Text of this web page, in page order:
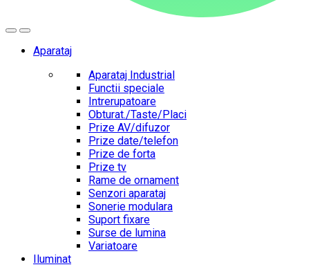
Aparataj
Aparataj Industrial
Functii speciale
Intrerupatoare
Obturat./Taste/Placi
Prize AV/difuzor
Prize date/telefon
Prize de forta
Prize tv
Rame de ornament
Senzori aparataj
Sonerie modulara
Suport fixare
Surse de lumina
Variatoare
Iluminat